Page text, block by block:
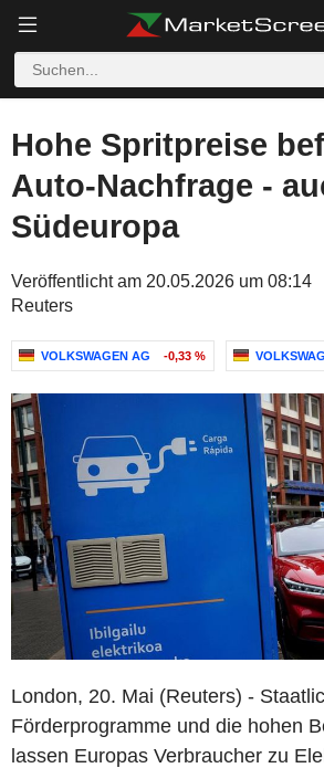
Hohe Spritpreise
Auto-Nachfrage -
Südeuropa
Veröffentlicht am 20.05.2026 um 08:14
Reuters
VOLKSWAGEN AG -0,33 %
London, 20. Mai (Reuters) -
Förderprogramme und die hohen
lassen Europas Verbraucher zu